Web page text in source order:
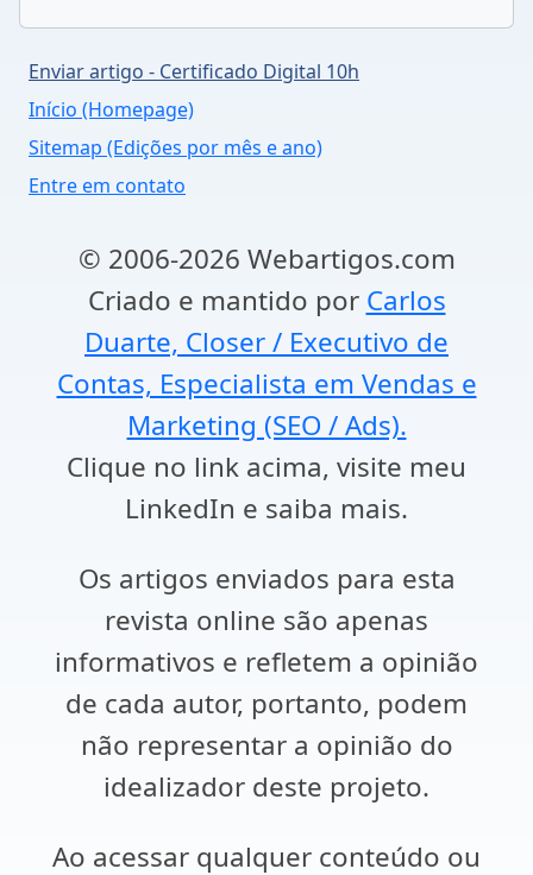
Enviar artigo - Certificado Digital 10h
Início (Homepage)
Sitemap (Edições por mês e ano)
Entre em contato
© 2006-2026 Webartigos.com
Criado e mantido por Carlos
Duarte, Closer / Executivo de
Contas, Especialista em Vendas e
Marketing (SEO / Ads).
Clique no link acima, visite meu
LinkedIn e saiba mais.
Os artigos enviados para esta
revista online são apenas
informativos e refletem a opinião
de cada autor, portanto, podem
não representar a opinião do
idealizador deste projeto.
Ao acessar qualquer conteúdo ou